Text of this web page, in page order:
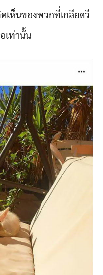
เห็นของพวกที่เกลียดวี
เท่านั้น